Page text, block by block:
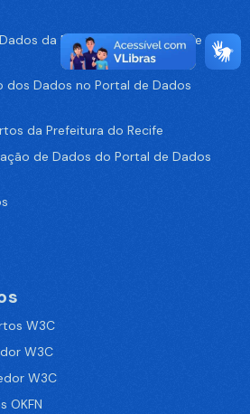
da Prefeitura da Cidade de
dos Dados no Portal de Dados
da Prefeitura do Recife
de Dados do Portal de Dados
W3C
W3C
W3C
OKFN